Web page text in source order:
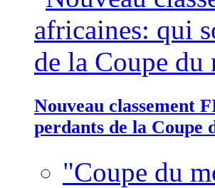
Nouveau classement
perdants de la Coupe
"Coupe du